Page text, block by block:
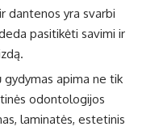
dantenos yra svarbi
pasitikėti savimi ir
gydymas apima ne tik
odontologijos
laminatės, estetinis